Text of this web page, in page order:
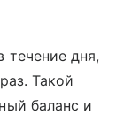
дня,
Такой
баланс и